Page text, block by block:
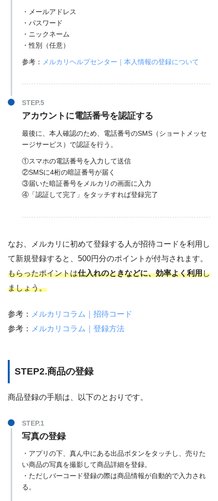
・メールアドレス
・パスワード
・ニックネーム
・性別（任意）
参考： メルカリヘルプセンター｜本人情報の登録について
アカウントに電話番号を認証する
最後に、本人確認のため、電話番号のSMS（ショートメッセ
ージサービス）で認証を行う。
①スマホの電話番号を入力して送信
②SMSに4桁の暗証番号が届く
③届いた暗証番号をメルカリの画面に入力
④「認証して完了」をタッチすれば登録完了
なお、メルカリに初めて登録する人が招待コードを利用し
て新規登録すると、500円分のポイントが付与されます。
もらったポイントは仕入れのときなどに、効率よく利用し
ましょう。
参考：
メルカリコラム｜招待コード
参考：
メルカリコラム｜登録方法
STEP2.商品の登録
商品登録の手順は、以下のとおりです。
写真の登録
・アプリの下、真ん中にある出品ボタンをタッチし、売りた
い商品の写真を撮影して商品詳細を登録。
・ただしバーコード登録の際は商品情報が自動的で入力され
る。